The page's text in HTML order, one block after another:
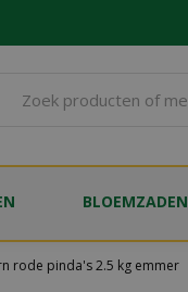
rode pinda's 2.5 kg emmer
BLOEMZADEN